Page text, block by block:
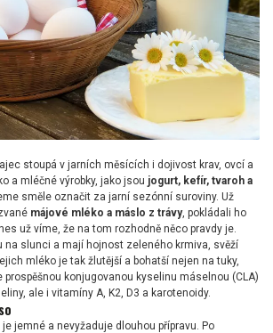
stoupá v jarních měsících i dojivost krav, ovcí a
a mléčné výrobky, jako jsou jogurt, kefír, tvaroh a
směle označit za jarní sezónní suroviny. Už
májové mléko a máslo z trávy, pokládali ho
už víme, že na tom rozhodně něco pravdy je.
na slunci a mají hojnost zeleného krmiva, svěží
mléko je tak žlutější a bohatší nejen na tuky,
konjugovanou kyselinu máselnou (CLA)
ale i vitamíny A, K2, D3 a karotenoidy.
jemné a nevyžaduje dlouhou přípravu. Po